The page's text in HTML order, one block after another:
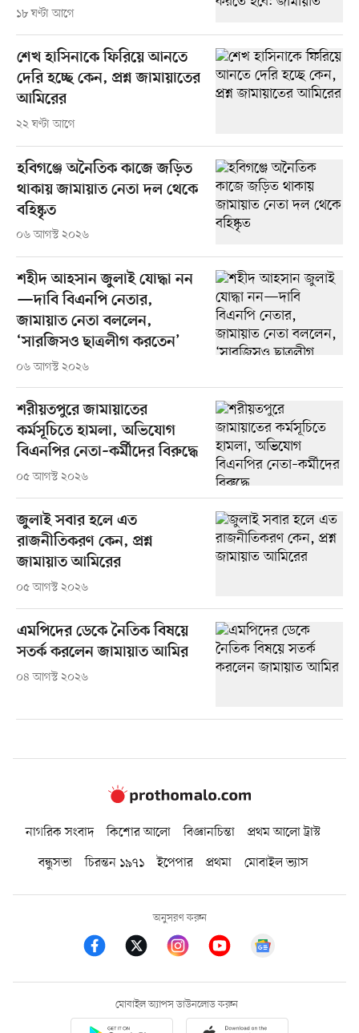
১৮ ঘণ্টা আগে
শেখ হাসিনাকে ফিরিয়ে আনতে
দেরি হচ্ছে কেন, প্রশ্ন জামায়াতের
আমিরের
২২ ঘণ্টা আগে
হবিগঞ্জে অনৈতিক কাজে জড়িত
থাকায় জামায়াত নেতা দল থেকে
বহিষ্কৃত
০৬ আগস্ট ২০২৬
শহীদ আহসান জুলাই যোদ্ধা নন
—দাবি বিএনপি নেতার,
জামায়াত নেতা বললেন,
‘সারজিসও ছাত্রলীগ করতেন’
০৬ আগস্ট ২০২৬
শরীয়তপুরে জামায়াতের
কর্মসূচিতে হামলা, অভিযোগ
বিএনপির নেতা–কর্মীদের বিরুদ্ধে
০৫ আগস্ট ২০২৬
জুলাই সবার হলে এত
রাজনীতিকরণ কেন, প্রশ্ন
জামায়াত আমিরের
০৫ আগস্ট ২০২৬
এমপিদের ডেকে নৈতিক বিষয়ে
সতর্ক করলেন জামায়াত আমির
০৪ আগস্ট ২০২৬
নাগরিক সংবাদ কিশোর আলো বিজ্ঞানচিন্তা
প্রথম আলো ট্রাস্ট
বন্ধুসভা
চিরন্তন ১৯৭১ ইপেপার প্রথমা মোবাইল ভ্যাস
অনুসরণ করুন
মোবাইল অ্যাপস ডাউনলোড করুন